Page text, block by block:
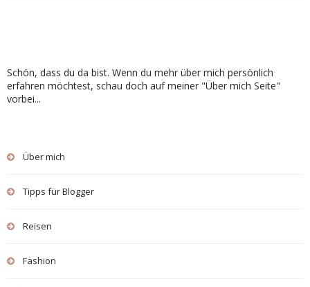
Schön, dass du da bist. Wenn du mehr über mich persönlich
erfahren möchtest, schau doch auf meiner "Über mich Seite"
vorbei...
Über mich
Tipps für Blogger
Reisen
Fashion